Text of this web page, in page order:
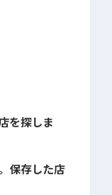
を探しま
保存した店